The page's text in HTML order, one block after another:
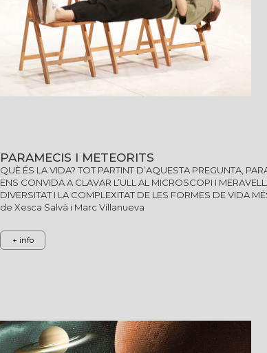
PARAMECIS I METEORITS
QUÈ ÉS LA VIDA? TOT PARTINT D’AQUESTA PREGUNTA,
ENS CONVIDA A CLAVAR L’ULL AL MICROSCOPI I
DIVERSITAT I LA COMPLEXITAT DE LES FORMES DE VIDA
de Xesca Salvà i Marc Villanueva
+ info